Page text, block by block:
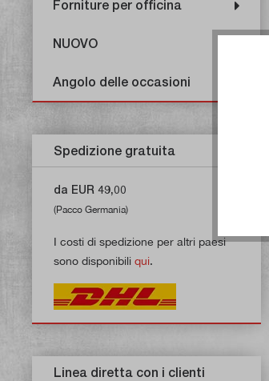
Forniture per officina
NUOVO
Angolo delle occasioni
Spedizione gratuita
da EUR 49,00
(Pacco Germania)
I costi di spedizione per altri paesi
sono disponibili qui.
Linea diretta con i clienti